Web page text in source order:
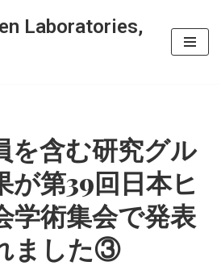
Laboratories,
を含む研究グル
が第39回日本ヒ
学術集会で発表
ました③